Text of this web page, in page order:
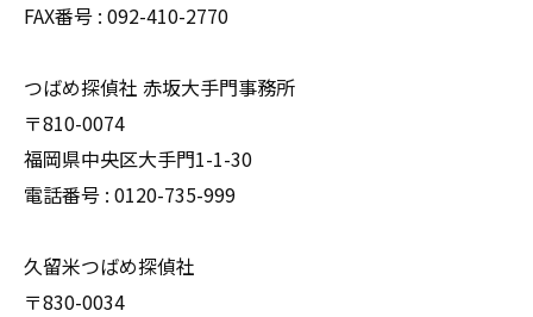
FAX番号 : 092-410-2770
つばめ探偵社 赤坂大手門事務所
〒810-0074
福岡県中央区大手門1-1-30
電話番号 : 0120-735-999
久留米つばめ探偵社
〒830-0034